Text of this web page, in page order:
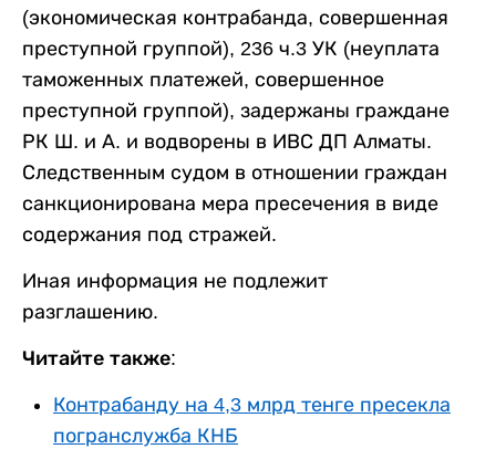
(экономическая контрабанда, совершенная
преступной группой), 236 ч.3 УК (неуплата
таможенных платежей, совершенное
преступной группой), задержаны граждане
РК Ш. и А. и водворены в ИВС ДП Алматы.
Следственным судом в отношении граждан
санкционирована мера пресечения в виде
содержания под стражей.
Иная информация не подлежит
разглашению.
Читайте также:
Контрабанду на 4,3 млрд тенге пресекла
погранслужба КНБ